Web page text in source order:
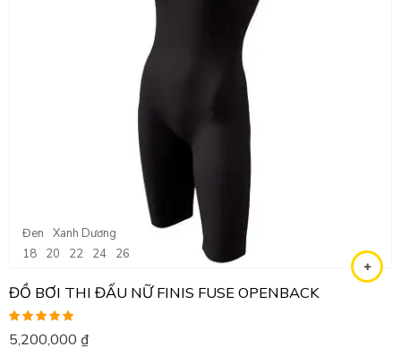
Đen
Xanh Dương
18
20 22 24 26
ĐỒ BƠI THI ĐẤU NỮ FINIS FUSE OPENBACK
Được xếp
5,200,000 ₫